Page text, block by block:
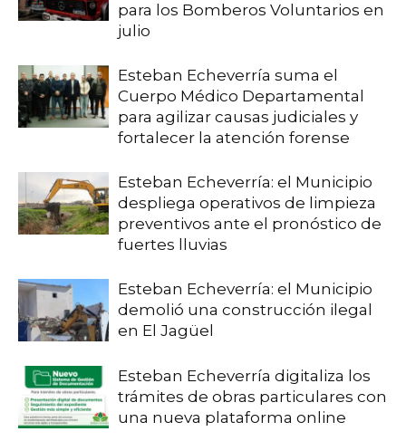
para los Bomberos Voluntarios en
julio
Esteban Echeverría suma el
Cuerpo Médico Departamental
para agilizar causas judiciales y
fortalecer la atención forense
Esteban Echeverría: el Municipio
despliega operativos de limpieza
preventivos ante el pronóstico de
fuertes lluvias
Esteban Echeverría: el Municipio
demolió una construcción ilegal
en El Jagüel
Esteban Echeverría digitaliza los
trámites de obras particulares con
una nueva plataforma online